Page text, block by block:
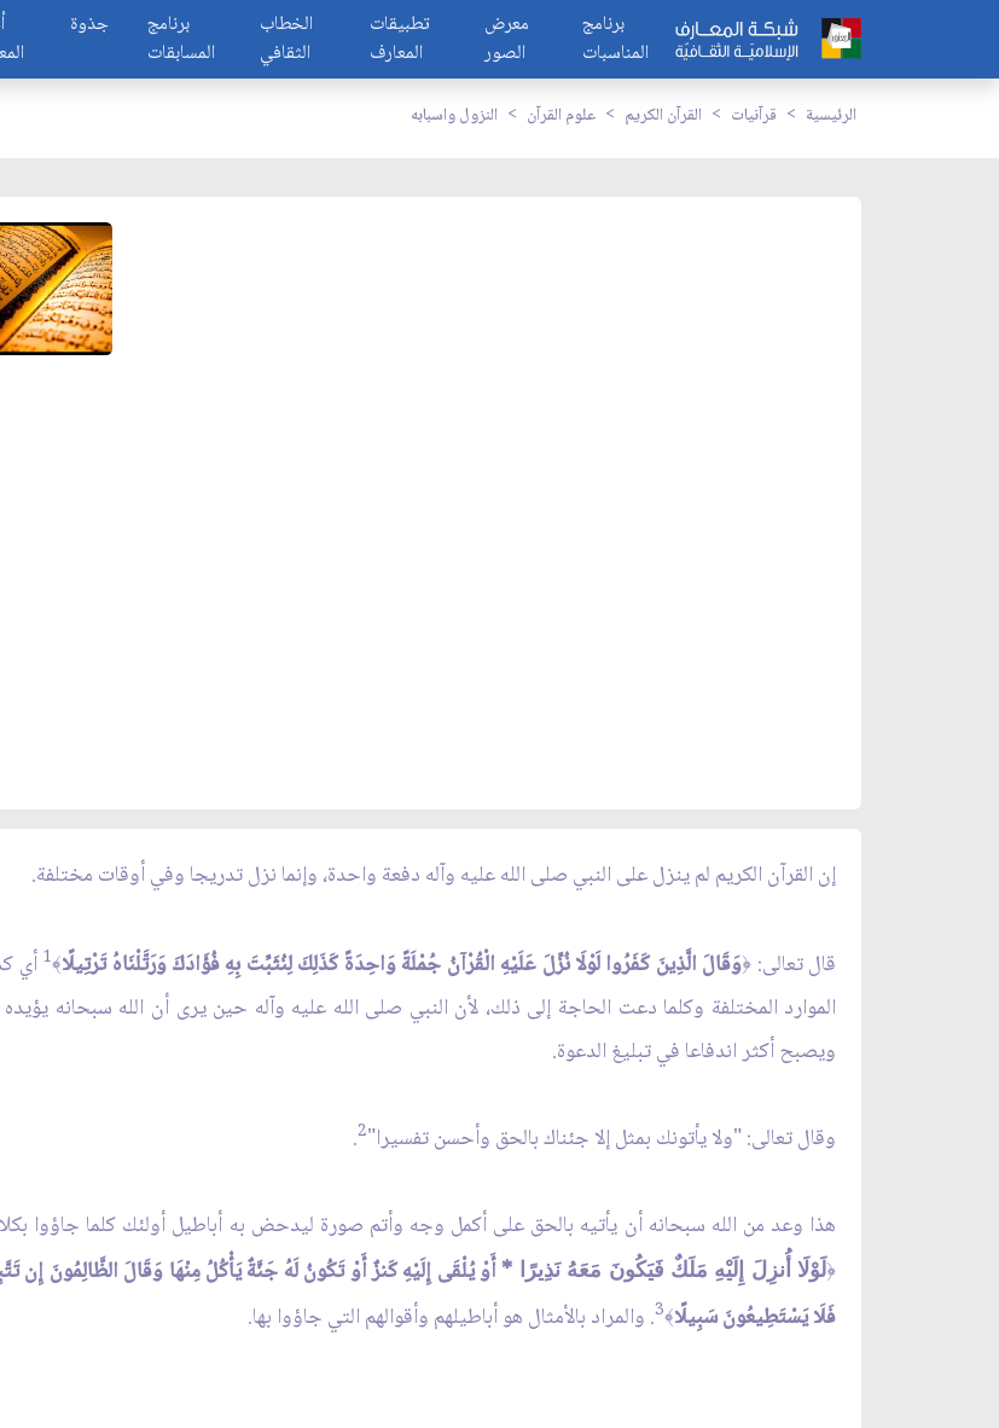
جذوة
برنامج
المسابقات
الخطاب
الثقافي
تطبيقات
المعارف
معرض
الصور
برنامج
المناسبات
الرئيسية قرآنيات القرآن الكريم علوم القرآن النزول واسبابه
إن القرآن الكريم لم ينزل على النبي صلى الله عليه وآله دفعة واحدة، وإنما نزل تدريجا وفي أوقات مختلفة.
قال تعالى: ﴿وَقَالَ الَّذِينَ كَفَرُوا لَوْلَا نُزِّلَ عَلَيْهِ الْقُرْآنُ جُمْلَةً وَاحِدَةً كَذَلِكَ لِنُثَبِّتَ بِهِ فُؤَادَكَ وَرَتَّلْنَاهُ تَرْتِيلًا﴾1 أي
الموارد المختلفة وكلما دعت الحاجة إلى ذلك، لأن النبي صلى الله عليه وآله حين يرى أن الله سبحانه
ويصبح أكثر اندفاعا في تبليغ الدعوة.
وقال تعالى: "ولا يأتونك بمثل إلا جئناك بالحق وأحسن تفسيرا"2
.
هذا وعد من الله سبحانه أن يأتيه بالحق على أكمل وجه وأتم صورة ليدحض به أباطيل أولئك كلما جاؤوا
﴿لَوْلَا أُنزِلَ إِلَيْهِ مَلَكٌ فَيَكُونَ مَعَهُ نَذِيرًا * أَوْ يُلْقَى إِلَيْهِ كَنزٌ أَوْ تَكُونُ لَهُ جَنَّةٌ يَأْكُلُ مِنْهَا وَقَالَ الظَّالِمُونَ
فَلَا يَسْتَطِيعُونَ سَبِيلًا﴾3. والمراد بالأمثال هو أباطيلهم وأقوالهم التي جاؤوا بها.